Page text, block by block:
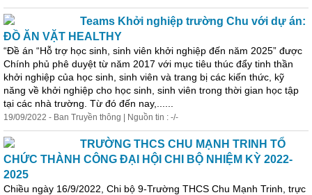
Teams Khởi nghiệp trường Chu với dự án:
ĐỒ ĂN VẶT HEALTHY
“Đề án “Hỗ trợ học sinh, sinh viên khởi nghiệp đến năm 2025” được
Chính phủ phê duyệt từ năm 2017 với mục tiêu thúc đẩy tinh thần
khởi nghiệp của học sinh, sinh viên và trang bị các kiến thức, kỹ
năng về khởi nghiệp cho học sinh, sinh viên trong thời gian học tập
tại các nhà trường. Từ đó đến nay,......
19/09/2022 - Ban Truyền thông | Nguồn tin : -/-
TRƯỜNG THCS CHU MẠNH TRINH TỔ
CHỨC THÀNH CÔNG ĐẠI HỘI CHI BỘ NHIỆM KỲ 2022-
2025
Chiều ngày 16/9/2022, Chi bộ 9-Trường THCS Chu Mạnh Trinh, trực